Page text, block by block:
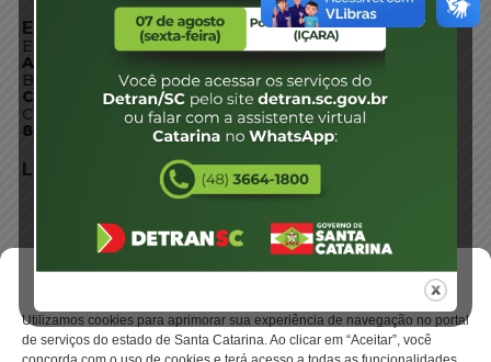
Gerenciar Cookies
Utilizamos cookies para aprimorar sua experiência de navegação no portal
de serviços do estado de Santa Catarina. Ao clicar em “Aceitar”, você
ENDEREÇO
Endereço:
Av. Almirante Tamandaré - 480
Bairro:
Coqueiros, Florianópolis SC
CEP:
88.080-160
LOCALIZAÇÃO